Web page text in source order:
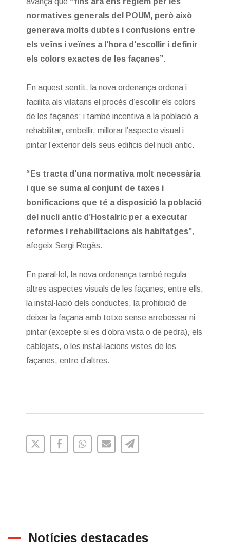
normatives generals del POUM, però això
generava molts dubtes i confusions entre
els veïns i veïnes a l’hora d’escollir i definir
els colors exactes de les façanes”.
En aquest sentit, la nova ordenança ordena i
facilita als vilatans el procés d’escollir els colors
de les façanes; i també incentiva a la població a
rehabilitar, embellir, millorar l’aspecte visual i
pintar l’exterior dels seus edificis del nucli antic.
“Es tracta d’una normativa molt necessària
i que se suma al conjunt de taxes i
bonificacions que té a disposició la població
del nucli antic d’Hostalric per a executar
reformes i rehabilitacions als habitatges”,
afegeix Sergi Regàs.
En paral·lel, la nova ordenança també regula
altres aspectes visuals de les façanes; entre ells,
la instal·lació dels conductes, la prohibició de
deixar la façana amb totxo sense arrebossar ni
pintar (excepte si es d’obra vista o de pedra), els
cablejats, o les instal·lacions vistes de les
façanes, entre d’altres.
Notícies destacades